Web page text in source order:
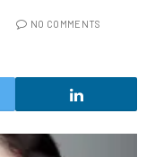
NO COMMENTS